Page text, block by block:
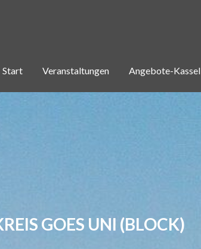
Start
Veranstaltungen Angebote-Kassel
GOES UNI (BLOCK)